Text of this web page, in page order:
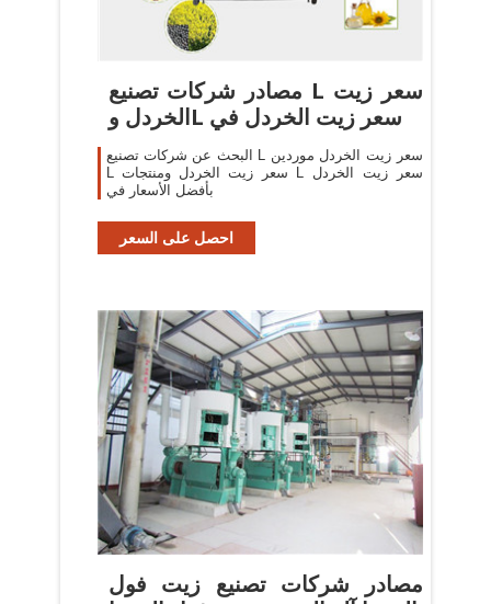
مصادر شركات تصنيع L سعر زيت
الخردل وL سعر زيت الخردل في
البحث عن شركات تصنيع L سعر زيت الخردل موردين
L سعر زيت الخردل ومنتجات L سعر زيت الخردل
بأفضل الأسعار في
احصل على السعر
مصادر شركات تصنيع زيت فول